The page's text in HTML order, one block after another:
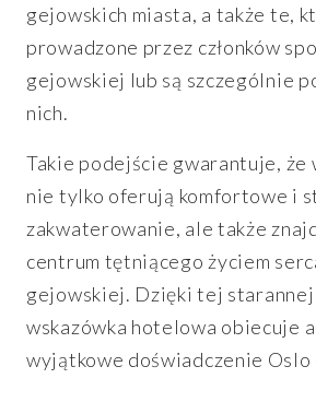
gejowskich miasta, a także te,
prowadzone przez członków
gejowskiej lub są szczególnie
nich.
Takie podejście gwarantuje, że
nie tylko oferują komfortowe i
zakwaterowanie, ale także
centrum tętniącego życiem
gejowskiej. Dzięki tej starannej
wskazówka hotelowa obiecuje
wyjątkowe doświadczenie Oslo